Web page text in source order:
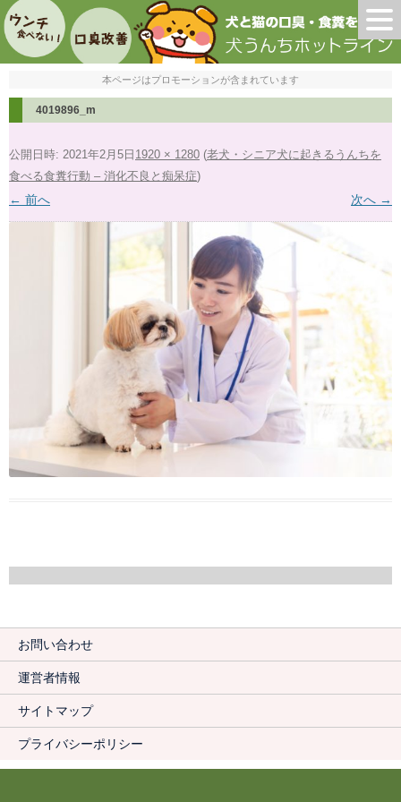
本ページはプロモーションが含まれています
4019896_m
公開日時: 2021年2月5日 1920 × 1280 (老犬・シニア犬に起きるうんちを
食べる食糞行動 – 消化不良と痴呆症)
← 前へ 次へ →
お問い合わせ
運営者情報
サイトマップ
プライバシーポリシー